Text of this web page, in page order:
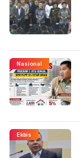
Nasional
Ekbis